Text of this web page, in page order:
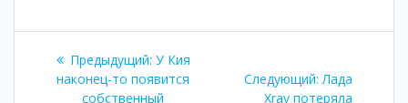
Навигация
Предыдущий: Предыдущая
запись:
У Кия
наконец-то появится
собственный
Следующий: Следующая
запись:
Лада
Xray потеряла